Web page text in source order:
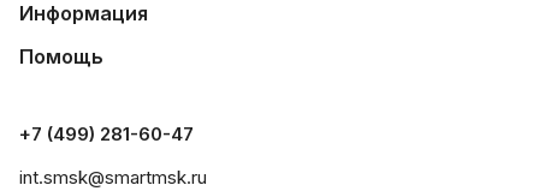
Информация
Помощь
+7 (499) 281-60-47
int.smsk@smartmsk.ru